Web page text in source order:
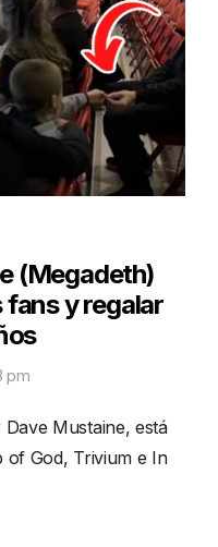
(Megadeth)
y regalar
pm
Mustaine, está
of God, Trivium e In